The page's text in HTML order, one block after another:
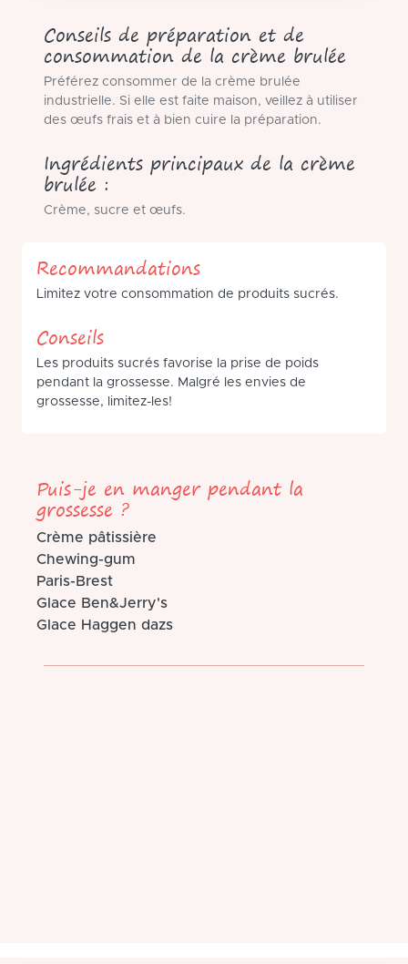
Conseils de préparation et de
consommation de la crème brulée
Préférez consommer de la crème brulée
industrielle. Si elle est faite maison, veillez à utiliser
des œufs frais et à bien cuire la préparation.
Ingrédients principaux de la crème
brulée :
Crème, sucre et œufs.
Recommandations
Limitez votre consommation de produits sucrés.
Conseils
Les produits sucrés favorise la prise de poids
pendant la grossesse. Malgré les envies de
grossesse, limitez-les!
Puis-je en manger pendant la
grossesse ?
Crème pâtissière
Chewing-gum
Paris-Brest
Glace Ben&Jerry's
Glace Haggen dazs